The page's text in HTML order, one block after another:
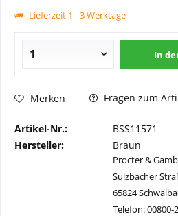
Lieferzeit 1 - 3 Werktage
In
Merken Fragen zum
Artikel-Nr.:
BSS11571
Hersteller:
Braun
Procter &
Sulzbacher
65824
Telefon: 00800-